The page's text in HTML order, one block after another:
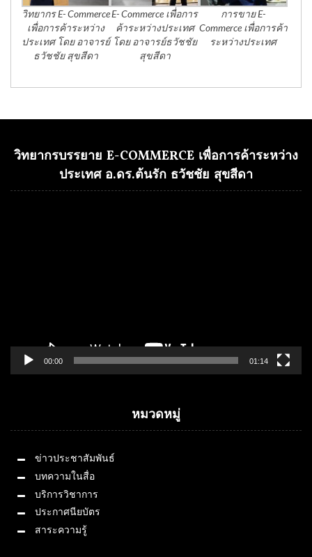
วิทยากร E- Commerce
เพื่อการค้าระหว่าง
ประเทศ โดย อาจารย์
ธวัชชัย สุขสีดา
E- Commerce เพื่อการ
ค้าระหว่างประเทศ
โดย อาจารย์ธวัชชัย
สุขสีดา
การขาย E-
Commerce เพื่อการค้า
ระหว่างประเทศ
วิทยากรบรรยาย E-COMMERCE เพื่อการค้าระหว่าง
ประเทศ อ.ดร.ต้นรัก ธวัชชัย สุขสีดา
00:00 01:14
หมวดหมู่
ข่าวประชาสัมพันธ์
บทความในสื่อ
บริการวิชาการ
ประกาศนียบัตร
สาระความรู้